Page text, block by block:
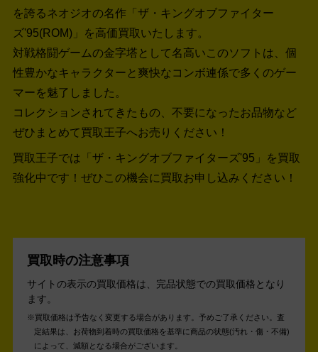
を誇るネオジオの名作「ザ・キングオブファイター
ズ'95(ROM)」を高価買取いたします。
対戦格闘ゲームの金字塔として名高いこのソフトは、個
性豊かなキャラクターと爽快なコンボ連係で多くのゲー
マーを魅了しました。
コレクションされてきたもの、不要になったお品物など
ぜひまとめて買取王子へお売りください！
買取王子では「ザ・キングオブファイターズ'95」を買取
強化中です！ ぜひこの機会に買取お申し込みください！
買取時の注意事項
サイトの表示の買取価格は、完品状態での買取価格となり
ます。
買取価格は予告なく変更する場合があります。予めご了承ください。 査
定結果は、お荷物到着時の買取価格を基準に商品の状態(汚れ・傷・不備)
によって、減額となる場合がございます。